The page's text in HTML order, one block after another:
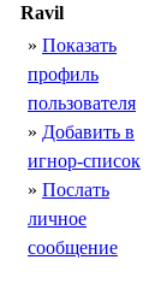
Ravil
» Показать
профиль
пользователя
» Добавить в
игнор-список
» Послать
личное
сообщение